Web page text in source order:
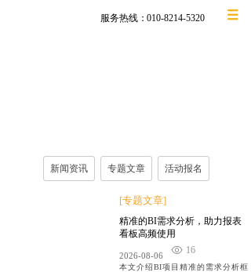
010-8214-5320
服务热线：
新闻资讯 专题文章 活动报名
[专题文章]
精准的BI需求分析，助力报表
看板高频使用
2026-08-06 16
本文介绍BI项目精准的需求分析框